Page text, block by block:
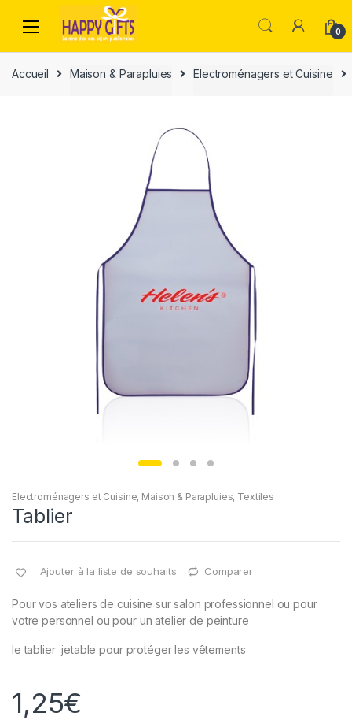
0
Accueil Maison & Parapluies Electroménagers et Cuisine
Electroménagers et Cuisine, Maison & Parapluies, Textiles
Tablier
Ajouter à la liste de souhaits Comparer
Pour vos ateliers de cuisine sur salon professionnel ou pour
votre personnel ou pour un atelier de peinture
le tablier jetable pour protéger les vêtements
1,25€